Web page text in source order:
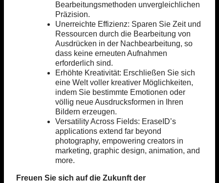
Bearbeitungsmethoden unvergleichlichen
Präzision.
Unerreichte Effizienz: Sparen Sie Zeit und
Ressourcen durch die Bearbeitung von
Ausdrücken in der Nachbearbeitung, so
dass keine erneuten Aufnahmen
erforderlich sind.
Erhöhte Kreativität: Erschließen Sie sich
eine Welt voller kreativer Möglichkeiten,
indem Sie bestimmte Emotionen oder
völlig neue Ausdrucksformen in Ihren
Bildern erzeugen.
Versatility Across Fields: EraseID’s
applications extend far beyond
photography, empowering creators in
marketing, graphic design, animation, and
more.
Freuen Sie sich auf die Zukunft der